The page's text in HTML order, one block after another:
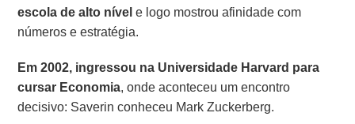
escola de alto nívele logo mostrou afinidade com
números e estratégia.
Em 2002, ingressou na Universidade Harvard para
cursar Economia, onde aconteceu um encontro
decisivo: Saverin conheceu Mark Zuckerberg.